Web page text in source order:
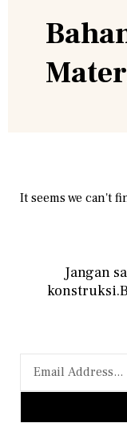
It seems we can't
Jangan